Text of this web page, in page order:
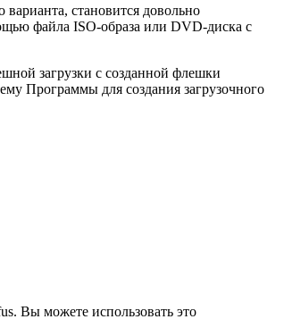
становится довольно
файла ISO-образа или DVD-диска с
загрузки с созданной флешки
Программы для создания загрузочного
Вы можете использовать это